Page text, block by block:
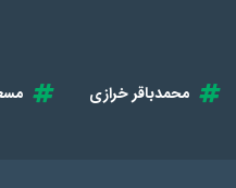
محمدباقر خرازی